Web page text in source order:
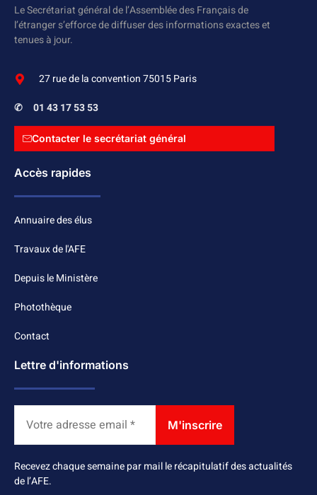
Le Secrétariat général de l’Assemblée des Français de
l’étranger s’efforce de diffuser des informations exactes et
tenues à jour.
27 rue de la convention 75015 Paris
✆ 01 43 17 53 53
Contacter le secrétariat général
Accès rapides
Annuaire des élus
Travaux de l'AFE
Depuis le Ministère
Photothèque
Contact
Lettre d'informations
Recevez chaque semaine par mail le récapitulatif des actualités
de l’AFE.